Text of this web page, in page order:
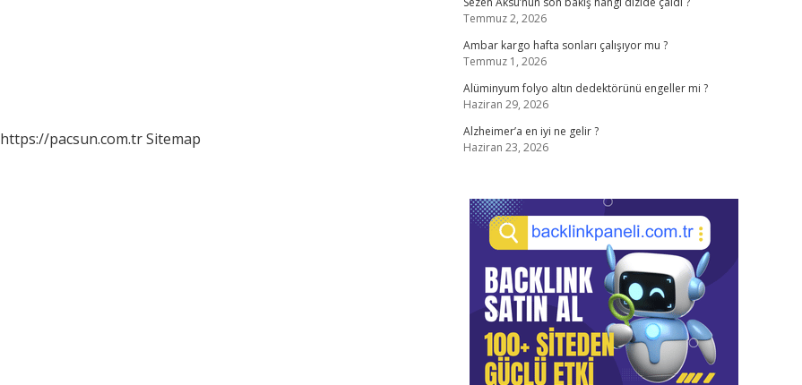
https://pacsun.com.trSitemap
Temmuz 2, 2026
Ambar kargo hafta sonları çalışıyor mu ?
Temmuz 1, 2026
Alüminyum folyo altın dedektörünü engeller mi ?
Haziran 29, 2026
Alzheimer’a en iyi ne gelir ?
Haziran 23, 2026